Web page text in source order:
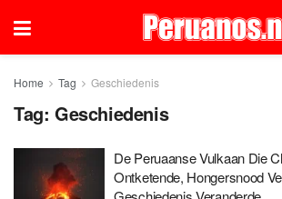
Home Tag Geschiedenis
Tag: Geschiedenis
De Peruaanse Vulkaan Die
Ontketende, Hongersnood